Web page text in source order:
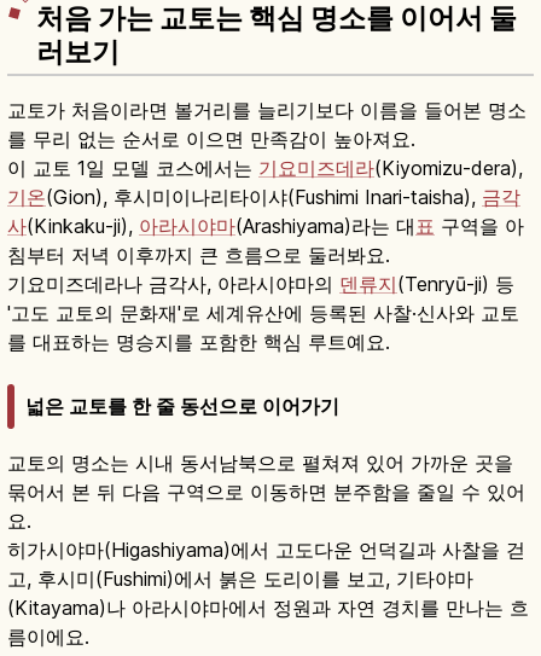
처음 가는 교토는 핵심 명소를 이어서 둘
러보기
교토가 처음이라면 볼거리를 늘리기보다 이름을 들어본 명소
를 무리 없는 순서로 이으면 만족감이 높아져요.
이 교토 1일 모델 코스에서는 기요미즈데라(Kiyomizu-dera),
기온(Gion), 후시미이나리타이샤(Fushimi Inari-taisha), 금각
사(Kinkaku-ji), 아라시야마(Arashiyama)라는 대표 구역을 아
침부터 저녁 이후까지 큰 흐름으로 둘러봐요.
기요미즈데라나 금각사, 아라시야마의 덴류지(Tenryū-ji) 등
'고도 교토의 문화재'로 세계유산에 등록된 사찰·신사와 교토
를 대표하는 명승지를 포함한 핵심 루트예요.
넓은 교토를 한 줄 동선으로 이어가기
교토의 명소는 시내 동서남북으로 펼쳐져 있어 가까운 곳을
묶어서 본 뒤 다음 구역으로 이동하면 분주함을 줄일 수 있어
요.
히가시야마(Higashiyama)에서 고도다운 언덕길과 사찰을 걷
고, 후시미(Fushimi)에서 붉은 도리이를 보고, 기타야마
(Kitayama)나 아라시야마에서 정원과 자연 경치를 만나는 흐
름이에요.